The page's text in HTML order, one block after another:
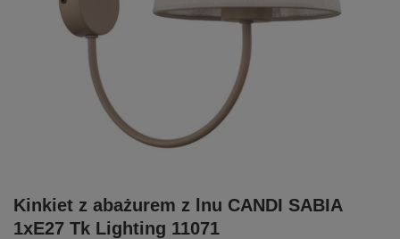
Kinkiet z abażurem z lnu CANDI SABIA
1xE27 Tk Lighting 11071